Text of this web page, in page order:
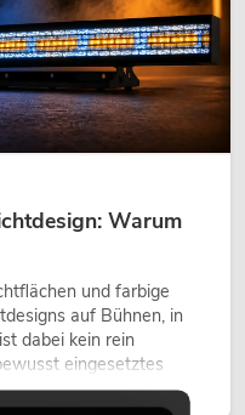
Warum
und farbige
auf Bühnen, in
dabei kein rein
eingesetztes
gibt Szenen